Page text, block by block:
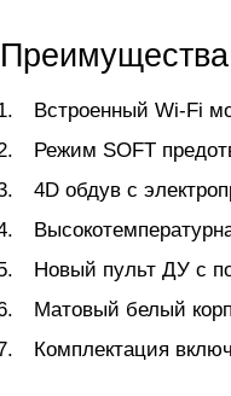
Преимущества
Встроенный Wi-Fi
Режим SOFT
4D обдув с
Новый пульт ДУ с
Матовый белый
Комплектация